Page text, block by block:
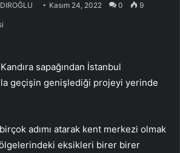
Kasım 24, 2022 0 9
sapağından İstanbul
geçişin genişlediği projeyi yerinde
adımı atarak kent merkezi olmak
eksikleri birer birer